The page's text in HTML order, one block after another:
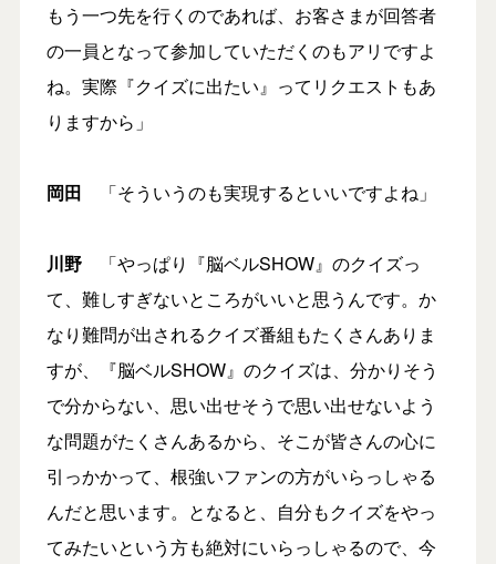
もう一つ先を行くのであれば、お客さまが回答者
の一員となって参加していただくのもアリですよ
ね。実際『クイズに出たい』ってリクエストもあ
りますから」
岡田 「そういうのも実現するといいですよね」
川野「やっぱり『脳ベルSHOW』のクイズっ
て、難しすぎないところがいいと思うんです。か
なり難問が出されるクイズ番組もたくさんありま
すが、『脳ベルSHOW』のクイズは、分かりそう
で分からない、思い出せそうで思い出せないよう
な問題がたくさんあるから、そこが皆さんの心に
引っかかって、根強いファンの方がいらっしゃる
んだと思います。となると、自分もクイズをやっ
てみたいという方も絶対にいらっしゃるので、今